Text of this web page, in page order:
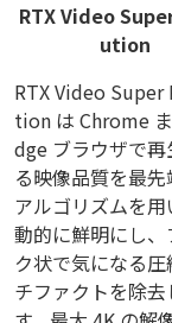
RTX Video
ution
RTX Video Super
tion は Chrome
dge ブラウザで再
る映像品質を最先
アルゴリズムを用
動的に鮮明にし、
ク状で気になる圧
チファクトを除去